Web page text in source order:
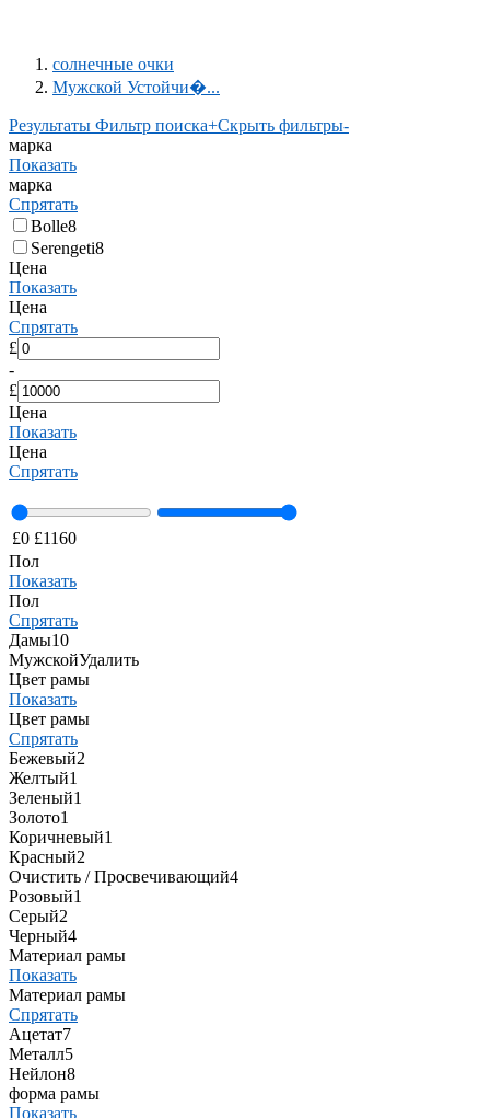
солнечные очки
Мужской Устойчи�...
Результаты Фильтр поиска+Скрыть фильтры-
марка
Показать
марка
Спрятать
Bolle8
Serengeti8
Цена
Показать
Цена
Спрятать
£
-
£
Цена
Показать
Цена
Спрятать
£0 £1160
Пол
Показать
Пол
Спрятать
Дамы10
МужскойУдалить
Цвет рамы
Показать
Цвет рамы
Спрятать
Бежевый2
Желтый1
Зеленый1
Золото1
Коричневый1
Красный2
Очистить / Просвечивающий4
Розовый1
Серый2
Черный4
Материал рамы
Показать
Материал рамы
Спрятать
Ацетат7
Металл5
Нейлон8
форма рамы
Показать